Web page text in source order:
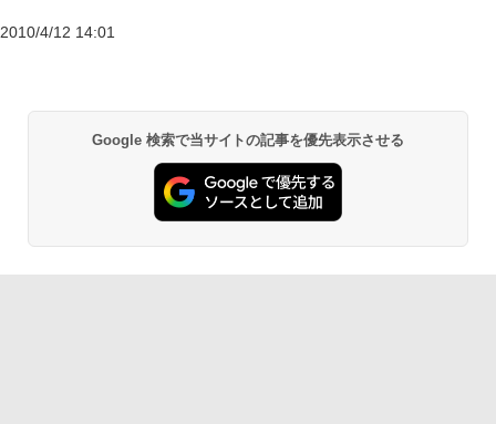
2010/4/12 14:01
Google 検索で当サイトの記事を優先表示させる